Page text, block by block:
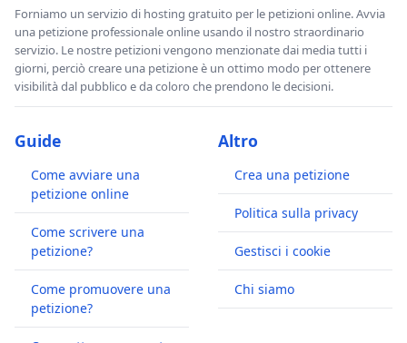
Forniamo un servizio di hosting gratuito per le petizioni online. Avvia
una petizione professionale online usando il nostro straordinario
servizio. Le nostre petizioni vengono menzionate dai media tutti i
giorni, perciò creare una petizione è un ottimo modo per ottenere
visibilità dal pubblico e da coloro che prendono le decisioni.
Guide
Come avviare una
petizione online
Come scrivere una
petizione?
Come promuovere una
petizione?
Altro
Crea una petizione
Politica sulla privacy
Gestisci i cookie
Chi siamo